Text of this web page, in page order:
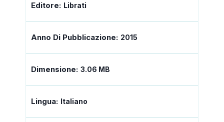
Editore: Librati
Anno Di Pubblicazione: 2015
Dimensione: 3.06 MB
Lingua: Italiano